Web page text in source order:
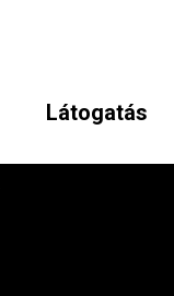
Látogatás